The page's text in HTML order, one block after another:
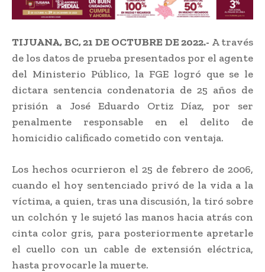
TIJUANA, BC, 21 DE OCTUBRE DE 2022.- A través
de los datos de prueba presentados por el agente
del Ministerio Público, la FGE logró que se le
dictara sentencia condenatoria de 25 años de
prisión a José Eduardo Ortiz Díaz, por ser
penalmente responsable en el delito de
homicidio calificado cometido con ventaja.
Los hechos ocurrieron el 25 de febrero de 2006,
cuando el hoy sentenciado privó de la vida a la
víctima, a quien, tras una discusión, la tiró sobre
un colchón y le sujetó las manos hacia atrás con
cinta color gris, para posteriormente apretarle
el cuello con un cable de extensión eléctrica,
hasta provocarle la muerte.